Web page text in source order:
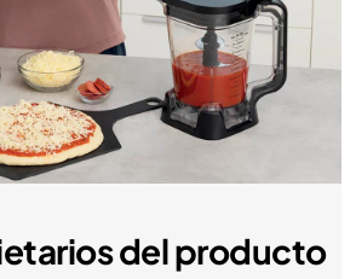
del producto